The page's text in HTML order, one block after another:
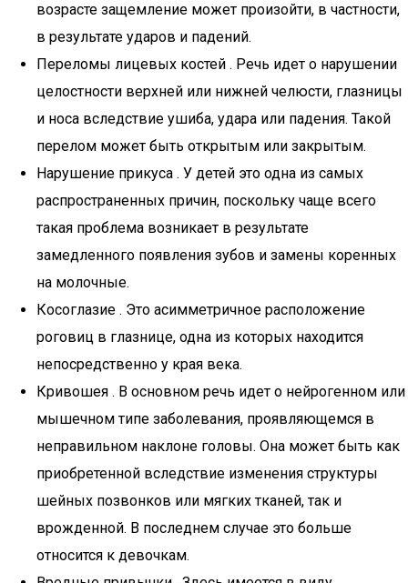
возрасте защемление может произойти, в частности,
в результате ударов и падений.
Переломы лицевых костей . Речь идет о нарушении
целостности верхней или нижней челюсти, глазницы
и носа вследствие ушиба, удара или падения. Такой
перелом может быть открытым или закрытым.
Нарушение прикуса . У детей это одна из самых
распространенных причин, поскольку чаще всего
такая проблема возникает в результате
замедленного появления зубов и замены коренных
на молочные.
Косоглазие . Это асимметричное расположение
роговиц в глазнице, одна из которых находится
непосредственно у края века.
Кривошея . В основном речь идет о нейрогенном или
мышечном типе заболевания, проявляющемся в
неправильном наклоне головы. Она может быть как
приобретенной вследствие изменения структуры
шейных позвонков или мягких тканей, так и
врожденной. В последнем случае это больше
относится к девочкам.